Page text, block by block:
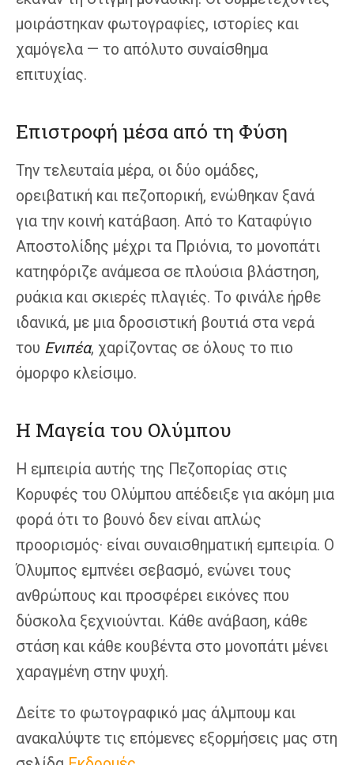
μοιράστηκαν φωτογραφίες, ιστορίες και
χαμόγελα — το απόλυτο συναίσθημα
επιτυχίας.
Επιστροφή μέσα από τη Φύση
Την τελευταία μέρα, οι δύο ομάδες,
ορειβατική και πεζοπορική, ενώθηκαν ξανά
για την κοινή κατάβαση. Από το Καταφύγιο
Αποστολίδης μέχρι τα Πριόνια, το μονοπάτι
κατηφόριζε ανάμεσα σε πλούσια βλάστηση,
ρυάκια και σκιερές πλαγιές. Το φινάλε ήρθε
ιδανικά, με μια δροσιστική βουτιά στα νερά
του Ενιπέα, χαρίζοντας σε όλους το πιο
όμορφο κλείσιμο.
Η Μαγεία του Ολύμπου
Η εμπειρία αυτής της Πεζοπορίας στις
Κορυφές του Ολύμπου απέδειξε για ακόμη μια
φορά ότι το βουνό δεν είναι απλώς
προορισμός· είναι συναισθηματική εμπειρία. Ο
Όλυμπος εμπνέει σεβασμό, ενώνει τους
ανθρώπους και προσφέρει εικόνες που
δύσκολα ξεχνιούνται. Κάθε ανάβαση, κάθε
στάση και κάθε κουβέντα στο μονοπάτι μένει
χαραγμένη στην ψυχή.
Δείτε το φωτογραφικό μας άλμπουμ και
ανακαλύψτε τις επόμενες εξορμήσεις μας στη